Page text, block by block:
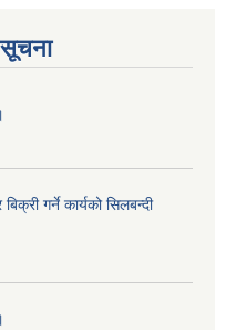
गर्ने कार्यको सिलबन्दी